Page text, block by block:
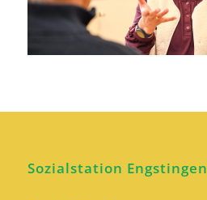
Sozialstation Engstingen